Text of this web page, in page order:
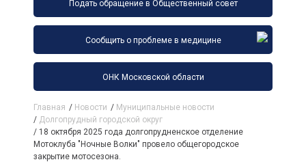
Подать обращение в Общественный совет
Сообщить о проблеме в медицине
ОНК Московской области
Главная / Новости / Муниципальные новости
/ Долгопрудный городской округ
/ 18 октября 2025 года долгопрудненское отделение
Мотоклуба "Ночные Волки" провело общегородское
закрытие мотосезона.